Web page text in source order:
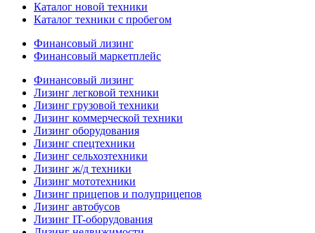
Каталог новой техники
Каталог техники с пробегом
Финансовый лизинг
Финансовый маркетплейс
Финансовый лизинг
Лизинг легковой техники
Лизинг грузовой техники
Лизинг коммерческой техники
Лизинг оборудования
Лизинг спецтехники
Лизинг сельхозтехники
Лизинг ж/д техники
Лизинг мототехники
Лизинг прицепов и полуприцепов
Лизинг автобусов
Лизинг IT-оборудования